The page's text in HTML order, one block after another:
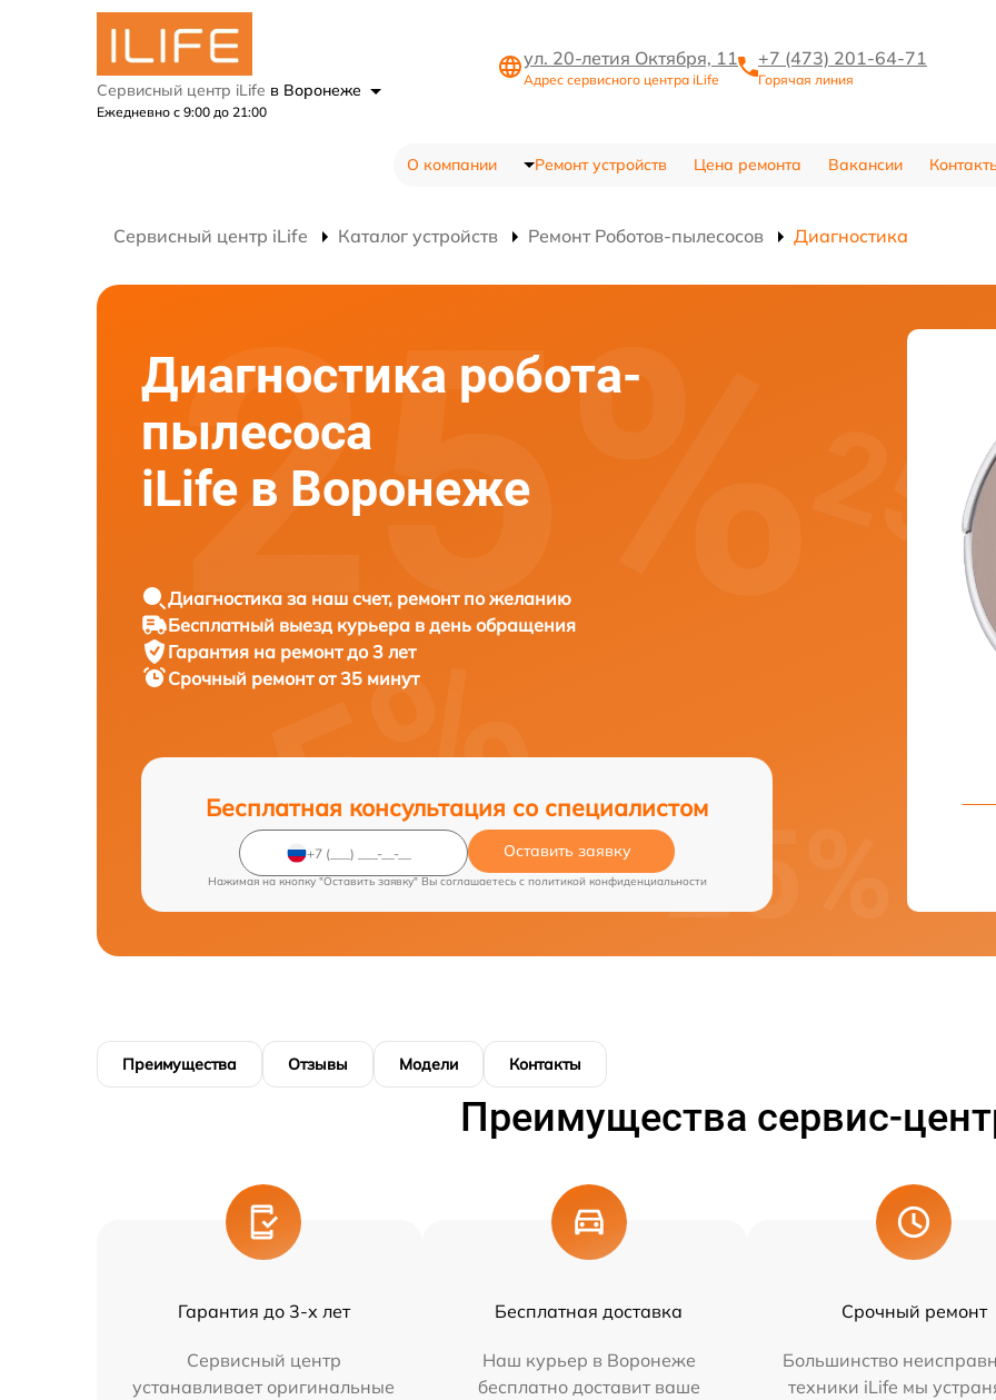
Сервисный центр iLife в Воронеже
Ежедневно с 9:00 до 21:00
ул. 20-летия Октября, 11
Адрес сервисного центра iLife
+7 (473) 201-64-71
Горячая линия
О компании Ремонт устройств Цена ремонта Вакансии
Сервисный центр iLife Каталог устройств Ремонт Роботов-пылесосов Диагностика
Диагностика робота-
пылесоса
iLife в Воронеже
Диагностика за наш счет, ремонт по желанию
Бесплатный выезд курьера в день обращения
Гарантия на ремонт до 3 лет
Срочный ремонт от 35 минут
Бесплатная консультация со специалистом
Оставить заявку
Нажимая на кнопку "Оставить заявку" Вы соглашаетесь c политикой конфиденциальности
Преимущества Отзывы Модели Контакты
Преимущества сервис-
Гарантия до 3-х лет
Сервисный центр
устанавливает оригинальные
Бесплатная доставка
Наш курьер в Воронеже
бесплатно доставит ваше
Срочный ремонт
Большинство
техники iLife мы